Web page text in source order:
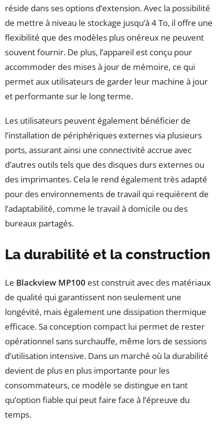
réside dans ses options d’extension. Avec la possibilité
de mettre à niveau le stockage jusqu’à 4 To, il offre une
flexibilité que des modèles plus onéreux ne peuvent
souvent fournir. De plus, l’appareil est conçu pour
accommoder des mises à jour de mémoire, ce qui
permet aux utilisateurs de garder leur machine à jour
et performante sur le long terme.
Les utilisateurs peuvent également bénéficier de
l’installation de périphériques externes via plusieurs
ports, assurant ainsi une connectivité accrue avec
d’autres outils tels que des disques durs externes ou
des imprimantes. Cela le rend également très adapté
pour des environnements de travail qui requièrent de
l’adaptabilité, comme le travail à domicile ou des
bureaux partagés.
La durabilité et la construction
Le Blackview MP100 est construit avec des matériaux
de qualité qui garantissent non seulement une
longévité, mais également une dissipation thermique
efficace. Sa conception compact lui permet de rester
opérationnel sans surchauffe, même lors de sessions
d’utilisation intensive. Dans un marché où la durabilité
devient de plus en plus importante pour les
consommateurs, ce modèle se distingue en tant
qu’option fiable qui peut faire face à l’épreuve du
temps.